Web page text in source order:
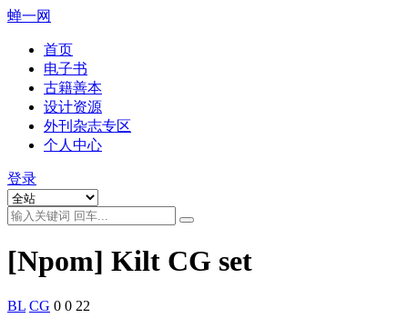
蝉一网
首页
电子书
古籍善本
设计资源
外刊杂志专区
个人中心
登录
[Npom] Kilt CG set
BL CG 0 0 22